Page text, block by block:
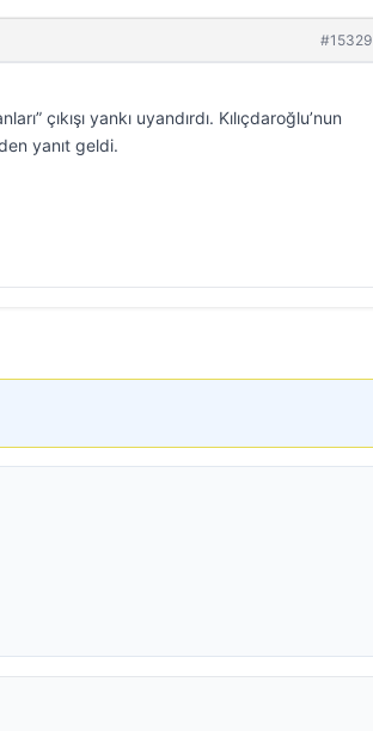
#15329
çıkışı yankı uyandırdı. Kılıçdaroğlu’nun
yanıt geldi.